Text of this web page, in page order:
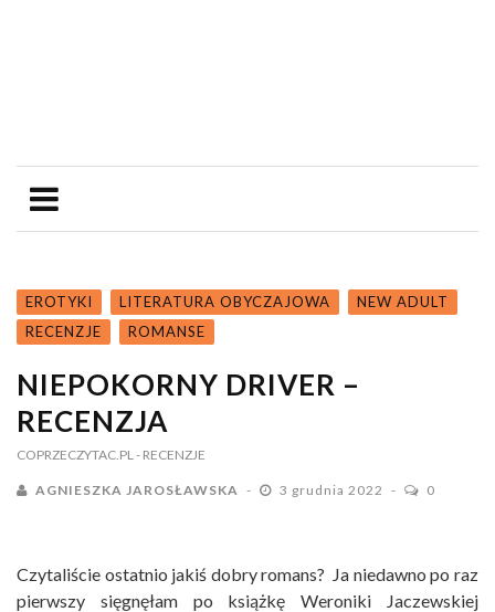
EROTYKI LITERATURA OBYCZAJOWA
NEW ADULT
RECENZJE
ROMANSE
NIEPOKORNY DRIVER –
RECENZJA
COPRZECZYTAC.PL - RECENZJE
AGNIESZKA JAROSŁAWSKA 3 grudnia 2022 0
Czytaliście ostatnio jakiś dobry romans? Ja niedawno po raz
pierwszy sięgnęłam po książkę Weroniki Jaczewskiej